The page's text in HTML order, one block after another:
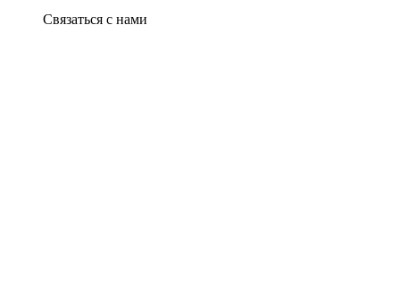
Связаться с нами